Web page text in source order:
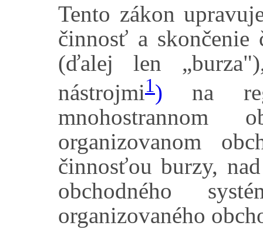
Tento zákon
činnosť a skončenie
(ďalej len
nástrojmi1) na
mnohostrannom
organizovanom
činnosťou burzy,
obchodného
organizovaného